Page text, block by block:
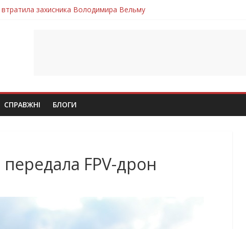
захисника Володимира Вельму
скорботі: на щиті повертається воїн Володимир Паламарчук
бойового завдання загинув захисник Юрій Пушкар з Тернопільщини
молодий захисник Дмитро Березко з Тернопільщини
СПРАВЖНІ БЛОГИ
FPV-дрон